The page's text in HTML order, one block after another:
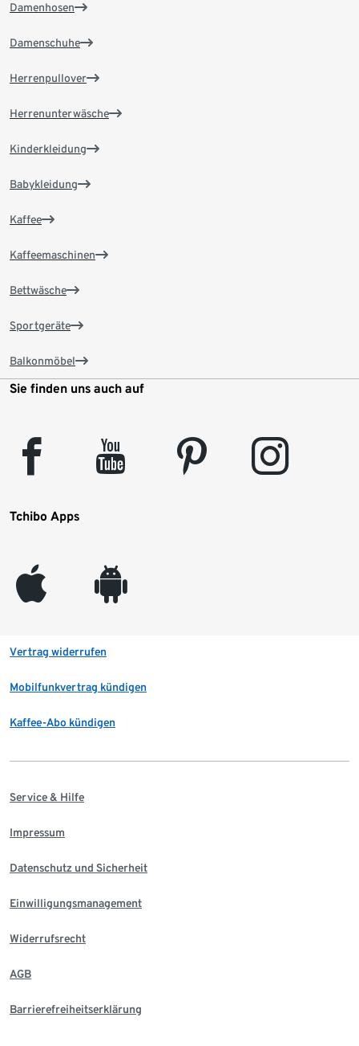
Damenhosen
Damenschuhe
Herrenpullover
Herrenunterwäsche
Kinderkleidung
Babykleidung
Kaffee
Kaffeemaschinen
Bettwäsche
Sportgeräte
Balkonmöbel
Sie finden uns auch auf
facebook youtube pinterest instagram
Tchibo Apps
appleinc android
Vertrag widerrufen
Mobilfunkvertrag kündigen
Kaffee-Abo kündigen
Service & Hilfe
Impressum
Datenschutz und Sicherheit
Einwilligungsmanagement
Widerrufsrecht
AGB
Barrierefreiheitserklärung